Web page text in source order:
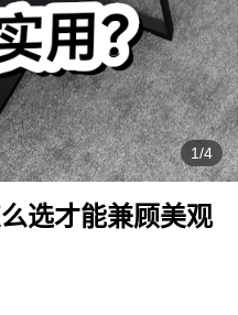
1/4
选才能兼顾美观